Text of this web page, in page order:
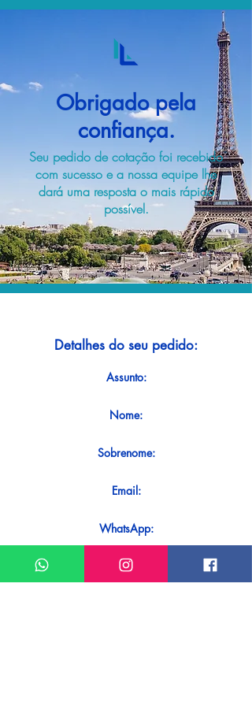
Obrigado pela
confiança.
Seu pedido de cotação foi recebido
com sucesso e a nossa equipe lhe
dará uma resposta o mais rápido
possível.
Detalhes do seu pedido:
Assunto:
Nome:
Sobrenome:
Email:
WhatsApp:
Mensagem: